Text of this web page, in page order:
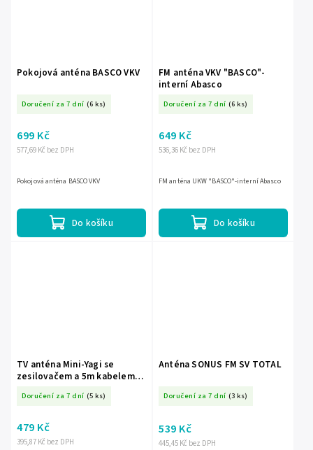
Pokojová anténa BASCO VKV
Doručení za 7 dní (6 ks)
577,69 Kč bez DPH
699 Kč
Do košíku
Pokojová anténa BASCO VKV
FM anténa VKV "BASCO"-
interní Abasco
Doručení za 7 dní (6 ks)
536,36 Kč bez DPH
649 Kč
Do košíku
FM anténa UKW "BASCO"-interní Abasco
TV anténa Mini-Yagi se
zesilovačem a 5m kabelem
Doručení za 7 dní (5 ks)
395,87 Kč bez DPH
479 Kč
Anténa SONUS FM SV TOTAL
Doručení za 7 dní (3 ks)
445,45 Kč bez DPH
539 Kč